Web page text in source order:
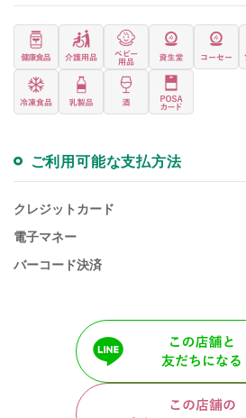
ご利用可能な支払方法
クレジットカード
電子マネー
バーコード決済